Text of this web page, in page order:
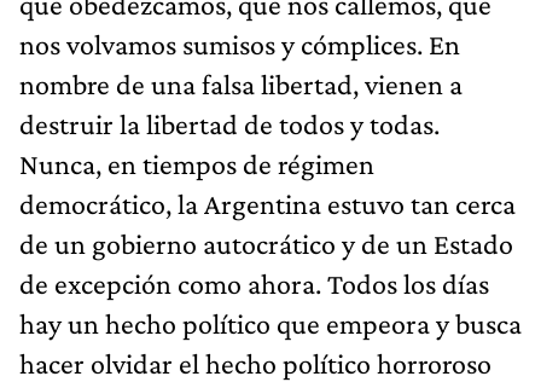
nos volvamos sumisos y cómplices. En
nombre de una falsa libertad, vienen a
destruir la libertad de todos y todas.
Nunca, en tiempos de régimen
democrático, la Argentina estuvo tan cerca
de un gobierno autocrático y de un Estado
de excepción como ahora. Todos los días
hay un hecho político que empeora y busca
hacer olvidar el hecho político horroroso